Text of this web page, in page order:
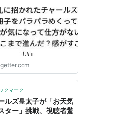
がすごい」
クマーク
ルズ皇太子が「お天気
ター」挑戦、視聴者驚